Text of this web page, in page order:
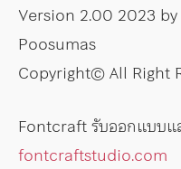
Version 2.00 2023
Poosumas
Copyright© All Right
Fontcraft รับออกแบบแ
fontcraftstudio.com